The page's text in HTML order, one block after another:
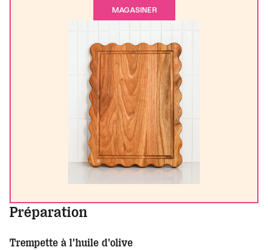
MAGASINER
Préparation
Trempette à l'huile d'olive